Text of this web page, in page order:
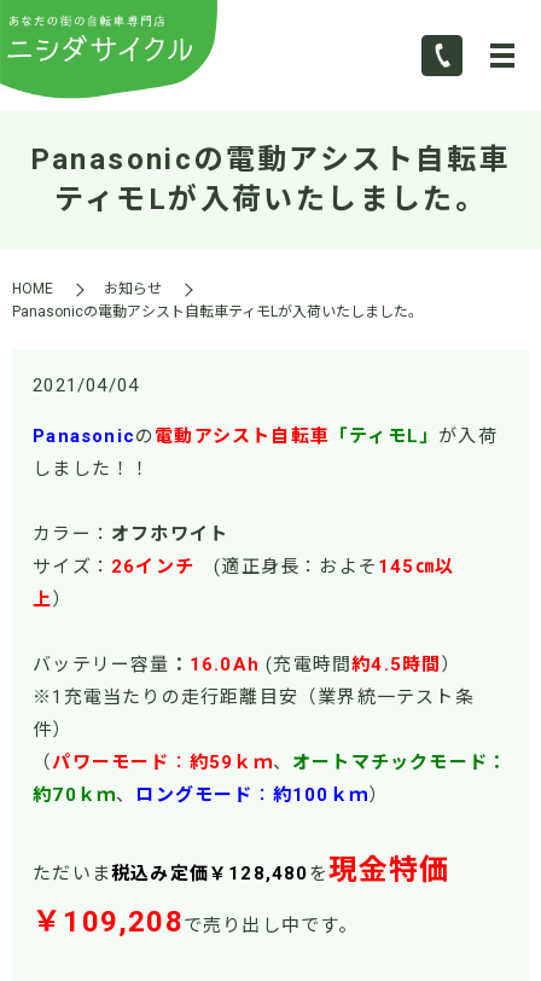
Panasonicの電動アシスト自転車
ティモLが入荷いたしました。
HOME
お知らせ
Panasonicの電動アシスト自転車ティモLが入荷いたしました。
2021/04/04
Panasonicの 電動アシスト自転車 「ティモL」 が入荷
しました！！
カラー： オフホワイト
サイズ： 26インチ (適正身長：およそ 145㎝以
上）
バッテリー容量 ： 16.0Ah(充電時間約4.5時間 ）
※1充電当たりの走行距離目安（業界統一テスト条
件）
（パワーモード ： 約59ｋｍ、 オートマチックモード：
約70ｋｍ、 ロングモード ： 約100ｋｍ）
ただいま税込み定価￥128,480を現金特価
￥109,208で売り出し中です。